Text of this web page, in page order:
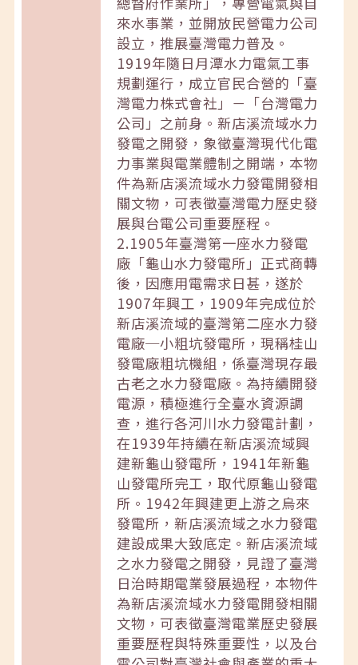
來水事業，並開放民營電力公司
設立，推展臺灣電力普及。
1919年隨日月潭水力電氣工事
規劃運行，成立官民合營的「臺
灣電力株式會社」－「台灣電力
公司」之前身。新店溪流域水力
發電之開發，象徵臺灣現代化電
力事業與電業體制之開端，本物
件為新店溪流域水力發電開發相
關文物，可表徵臺灣電力歷史發
展與台電公司重要歷程。
2.1905年臺灣第一座水力發電
廠「龜山水力發電所」正式商轉
後，因應用電需求日甚，遂於
1907年興工，1909年完成位於
新店溪流域的臺灣第二座水力發
電廠─小粗坑發電所，現稱桂山
發電廠粗坑機組，係臺灣現存最
古老之水力發電廠。為持續開發
電源，積極進行全臺水資源調
查，進行各河川水力發電計劃，
在1939年持續在新店溪流域興
建新龜山發電所，1941年新龜
山發電所完工，取代原龜山發電
所。1942年興建更上游之烏來
發電所，新店溪流域之水力發電
建設成果大致底定。新店溪流域
之水力發電之開發，見證了臺灣
日治時期電業發展過程，本物件
為新店溪流域水力發電開發相關
文物，可表徵臺灣電業歷史發展
重要歷程與特殊重要性，以及台